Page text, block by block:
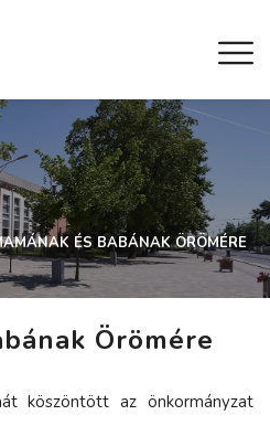
ÉS BABÁNAK ÖRÖMÉRE
Örömére
köszöntött az önkormányzat